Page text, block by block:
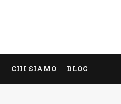
CHI SIAMO BLOG